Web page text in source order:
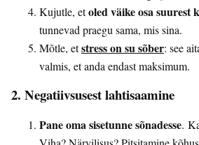
Kujutle, etoled väike osa suurest
tunnevad praegu sama, mis sina.
Mõtle, etstress on su sõber: see
valmis, et anda endast maksimum.
2. Negatiivsusest lahtisaamine
Pane oma sisetunne sõnadesse.